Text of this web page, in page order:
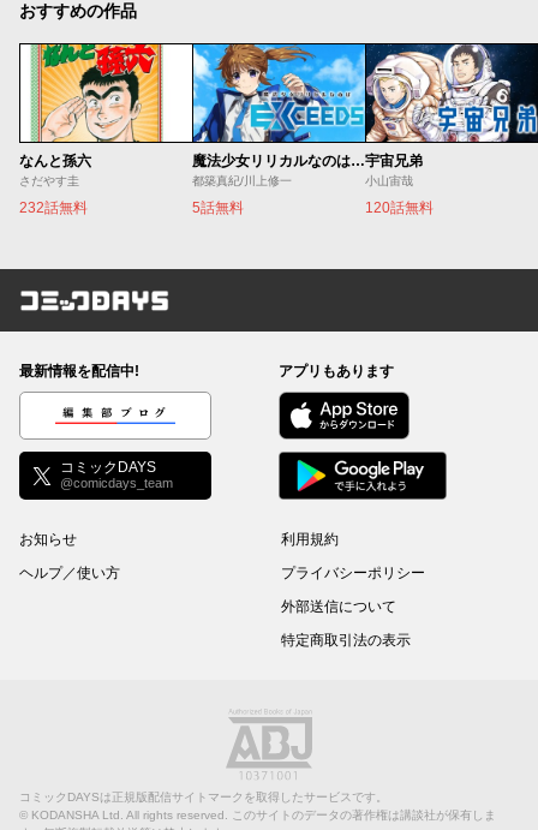
おすすめの作品
なんと孫六
さだやす圭
232話無料
魔法少女リリカルなのは EXCEEDS
都築真紀/川上修一
5話無料
宇宙兄弟
小山宙哉
120話無料
コミックDAYS
最新情報を配信中!
編集部ブログ
コミックDAYS
@comicdays_team
アプリもあります
お知らせ
ヘルプ／使い方
利用規約
プライバシーポリシー
外部送信について
特定商取引法の表示
コミックDAYSは正規版配信サイトマークを取得したサービスです。
© KODANSHA Ltd. All rights reserved. このサイトのデータの著作権は講談社が保有しま